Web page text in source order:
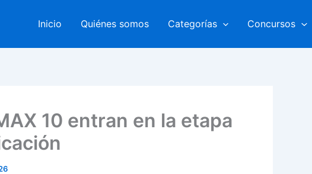
Inicio Quiénes somos Categorías Concursos
10 entran en la etapa